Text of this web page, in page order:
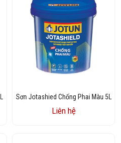
Sơn Jotashied Chống Phai Màu 5L
Liên hệ